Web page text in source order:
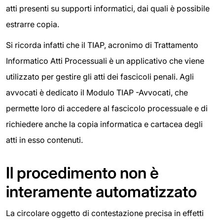
atti presenti su supporti informatici, dai quali è possibile
estrarre copia.
Si ricorda infatti che il TIAP, acronimo di Trattamento
Informatico Atti Processuali è un applicativo che viene
utilizzato per gestire gli atti dei fascicoli penali. Agli
avvocati è dedicato il Modulo TIAP -Avvocati, che
permette loro di accedere al fascicolo processuale e di
richiedere anche la copia informatica e cartacea degli
atti in esso contenuti.
Il procedimento non è
interamente automatizzato
La circolare oggetto di contestazione precisa in effetti